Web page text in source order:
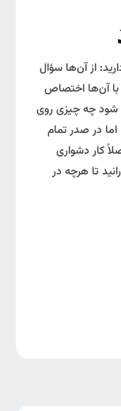
از آن‌ها سؤال
با آن‌ها اختصاص
شود چه چیزی روی
در صدر تمام
کار دشواری
تا هرچه در